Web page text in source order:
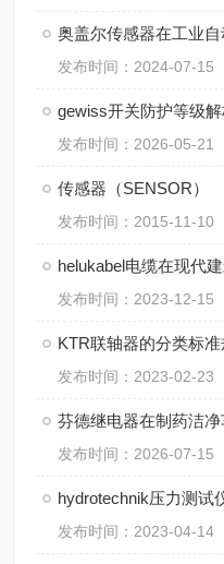
奥盖尔传感器在工业
发布时间：2024-07-15
gewiss开关防护等级
发布时间：2026-05-21
传感器（SENSOR）
发布时间：2015-11-10
helukabel电缆在现代
发布时间：2023-12-15
KTR联轴器的分类标准
发布时间：2023-02-23
芬德继电器在制药洁
发布时间：2026-07-15
hydrotechnik压力测试
发布时间：2023-04-14